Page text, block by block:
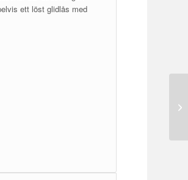
ett löst glidlås med